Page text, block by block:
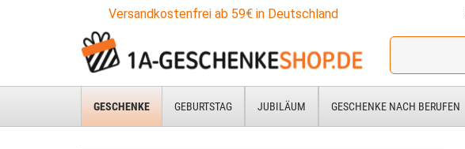
Versandkostenfrei ab 59€ in Deutschland
Ich
für:
GESCHENKE GEBURTSTAG JUBILÄUM GESCHENKE NACH BERUFEN